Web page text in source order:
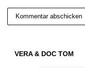
VERA & DOC TOM